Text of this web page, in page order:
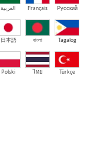
العربية Français Русский
日本語 বাংলা Tagalog
Polski ไทย Türkçe